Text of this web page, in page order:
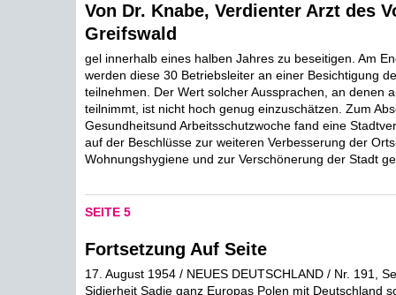
Von Dr. Knabe, Verdienter Arzt des
Greifswald
gel innerhalb eines halben Jahres zu beseitigen. Am
werden diese 30 Betriebsleiter an einer Besichtigung
teilnehmen. Der Wert solcher Aussprachen, an denen
teilnimmt, ist nicht hoch genug einzuschätzen. Zum
Gesundheitsund Arbeitsschutzwoche fand eine
auf der Beschlüsse zur weiteren Verbesserung der
Wohnungshygiene und zur Verschönerung der Stadt
SEITE 5
Fortsetzung Auf Seite
17. August 1954 / NEUES DEUTSCHLAND / Nr. 191,
Sidierheit Sadie ganz Europas Polen mit Deutschland